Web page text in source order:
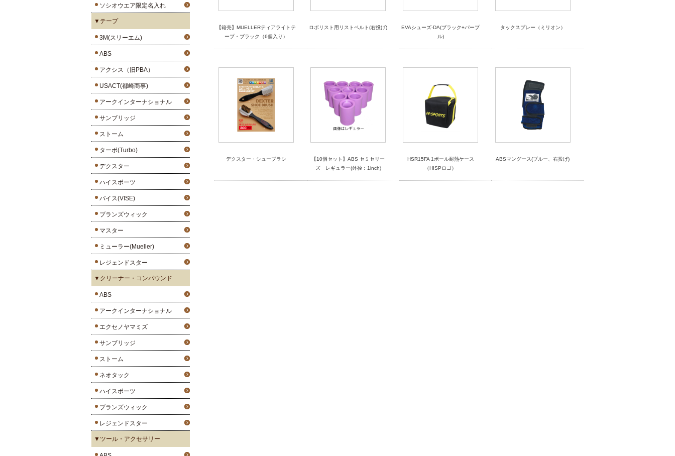
ソシオウエア限定名入れ
▼テープ
3M(スリーエム)
ABS
アクシス（旧PBA）
USACT(都崎商事)
アークインターナショナル
サンブリッジ
ストーム
ターボ(Turbo)
デクスター
ハイスポーツ
バイス(VISE)
ブランズウィック
マスター
ミューラー(Mueller)
レジェンドスター
▼クリーナー・コンパウンド
ABS
アークインターナショナル
エクセノヤマミズ
サンブリッジ
ストーム
ネオタック
ハイスポーツ
ブランズウィック
レジェンドスター
▼ツール・アクセサリー
【箱売】MUELLERティアライトテ
ープ・ブラック（6個入り）
ロボリスト用リストベルト(右投げ)
EVAシューズ-DA(ブラック+パープ
ル)
タックスプレー（ミリオン）
デクスター・シューブラシ
【10個セット】ABS セミセリー
ズ レギュラー(外径：1inch)
HSR15FA 1ボール耐熱ケース
（HISPロゴ）
ABSマングース(ブルー、右投げ)